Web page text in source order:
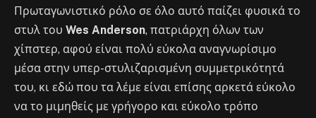
Πρωταγωνιστικό ρόλο σε όλο αυτό παίζει φυσικά το
στυλ του Wes Anderson, πατριάρχη όλων των
χίπστερ, αφού είναι πολύ εύκολα αναγνωρίσιμο
μέσα στην υπερ-στυλιζαρισμένη συμμετρικότητά
του, κι εδώ που τα λέμε είναι επίσης αρκετά εύκολο
να το μιμηθείς με γρήγορο και εύκολο τρόπο